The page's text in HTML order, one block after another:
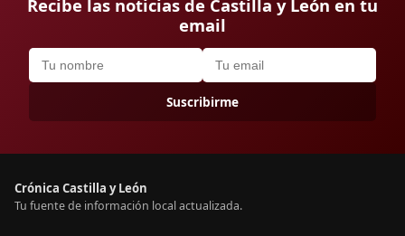
Recibe las noticias de Castilla y León en tu
email
Suscribirme
Crónica Castilla y León
Tu fuente de información local actualizada.